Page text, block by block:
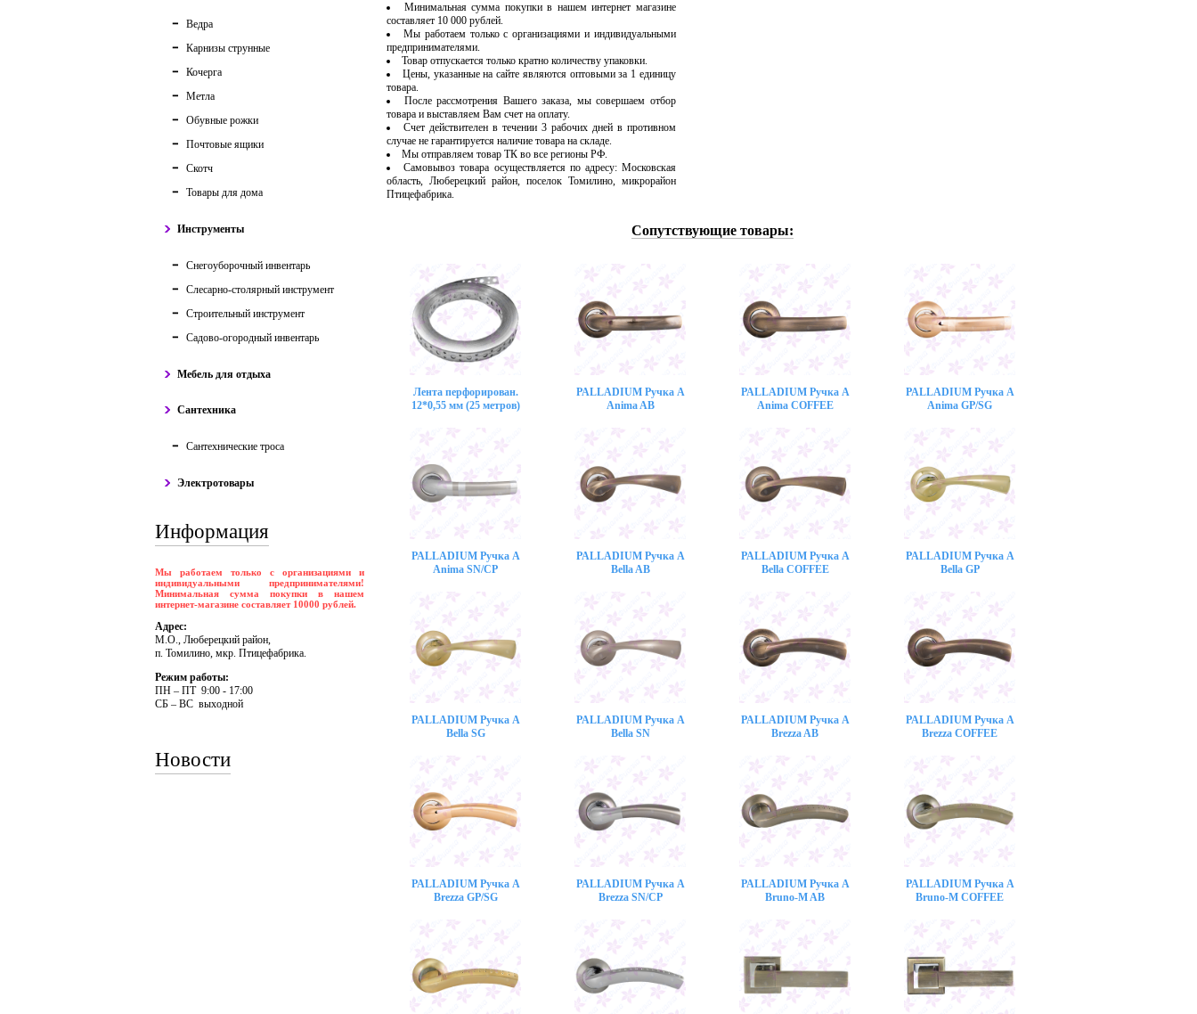
Ведра
Карнизы струнные
Кочерга
Метла
Обувные рожки
Почтовые ящики
Скотч
Товары для дома
Инструменты
Снегоуборочный инвентарь
Слесарно-столярный инструмент
Строительный инструмент
Садово-огородный инвентарь
Мебель для отдыха
Сантехника
Сантехнические троса
Электротовары
Информация
Мы работаем только с организациями и
индивидуальными предпринимателями!
Минимальная сумма покупки в нашем
интернет-магазине составляет 10000 рублей.
Адрес:
М.О., Люберецкий район,
п. Томилино, мкр. Птицефабрика.
Режим работы:
ПH – ПT 9:00 - 17:00
CБ – BC выходной
Новости
Минимальная сумма покупки в нашем интернет магазине
составляет 10 000 рублей.
Мы работаем только с организациями и индивидуальными
предпринимателями.
Товар отпускается только кратно количеству упаковки.
Цены, указанные на сайте являются оптовыми за 1 единицу
товара.
После рассмотрения Вашего заказа, мы совершаем отбор
товара и выставляем Вам счет на оплату.
Счет действителен в течении 3 рабочих дней в противном
случае не гарантируется наличие товара на складе.
Мы отправляем товар ТК во все регионы РФ.
Самовывоз товара осуществляется по адресу: Московская
область, Люберецкий район, поселок Томилино, микрорайон
Птицефабрика.
Сопутствующие товары:
Лента перфорирован.
12*0,55 мм (25 метров)
PALLADIUM Ручка A
Anima AB
PALLADIUM Ручка A
Anima COFFEE
PALLADIUM Ручка A
Anima GP/SG
PALLADIUM Ручка A
Anima SN/CP
PALLADIUM Ручка A
Bella AB
PALLADIUM Ручка A
Bella COFFEE
PALLADIUM Ручка A
Bella GP
PALLADIUM Ручка A
Bella SG
PALLADIUM Ручка A
Bella SN
PALLADIUM Ручка A
Brezza AB
PALLADIUM Ручка A
Brezza COFFEE
PALLADIUM Ручка A
Brezza GP/SG
PALLADIUM Ручка A
Brezza SN/CP
PALLADIUM Ручка A
Bruno-M AB
PALLADIUM Ручка A
Bruno-M COFFEE